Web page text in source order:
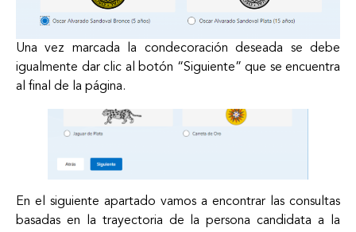
Una vez marcada la condecoración deseada se debe
igualmente dar clic al botón “Siguiente” que se encuentra
al final de la página.
En el siguiente apartado vamos a encontrar las consultas
basadas en la trayectoria de la persona candidata a la